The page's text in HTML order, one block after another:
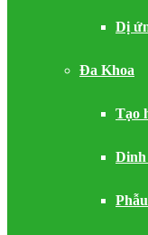
Dị
Đa Khoa
Tạo
Dinh